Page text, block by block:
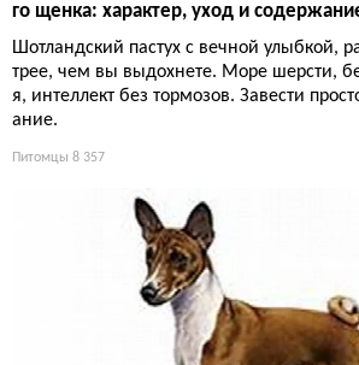
го щенка: характер, уход и
Шотландский пастух с вечной улыбкой,
трее, чем вы выдохнете. Море шерсти,
я, интеллект без тормозов. Завести
ание.
Питомцы 8 357